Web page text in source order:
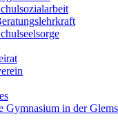
Gymnasium in der